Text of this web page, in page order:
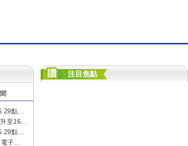
點...
至16...
點...
子...
注目焦點